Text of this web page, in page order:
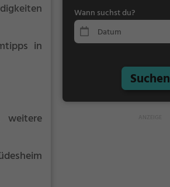
in
weitere
Wann suchst du?
Suchen